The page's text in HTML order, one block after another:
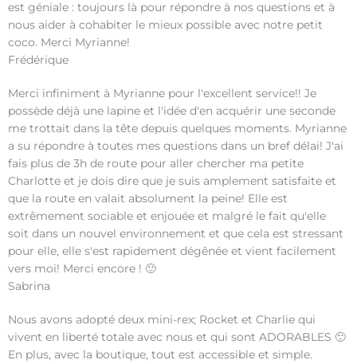
est géniale : toujours là pour répondre à nos questions et à
nous aider à cohabiter le mieux possible avec notre petit
coco. Merci Myrianne!
Frédérique
Merci infiniment à Myrianne pour l'excellent service!! Je
possède déjà une lapine et l'idée d'en acquérir une seconde
me trottait dans la tête depuis quelques moments. Myrianne
a su répondre à toutes mes questions dans un bref délai! J'ai
fais plus de 3h de route pour aller chercher ma petite
Charlotte et je dois dire que je suis amplement satisfaite et
que la route en valait absolument la peine! Elle est
extrêmement sociable et enjouée et malgré le fait qu'elle
soit dans un nouvel environnement et que cela est stressant
pour elle, elle s'est rapidement dégênée et vient facilement
vers moi! Merci encore ! 🙂
Sabrina
Nous avons adopté deux mini-rex; Rocket et Charlie qui
vivent en liberté totale avec nous et qui sont ADORABLES 🙂
En plus, avec la boutique, tout est accessible et simple.